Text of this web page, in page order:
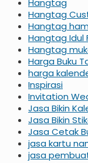
Hangtag
Hangtag
Hangtag
Hangtag Idul
Hangtag
Harga Buku
harga
Inspirasi
Invitation
Jasa Bikin
Jasa Bikin
Jasa Cetak
jasa kartu
jasa